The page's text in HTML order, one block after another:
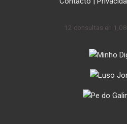
12 consultas en